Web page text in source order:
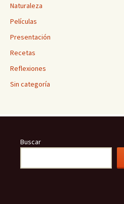
Naturaleza
Películas
Presentación
Recetas
Reflexiones
Sin categoría
Buscar